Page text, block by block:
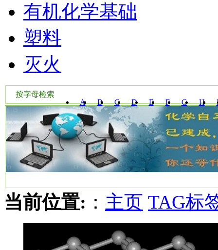
有机化学基础
塑料
灭火
按字母检索
A
B C D E F G H
W Y
当前位置: ： 主页 TAG标